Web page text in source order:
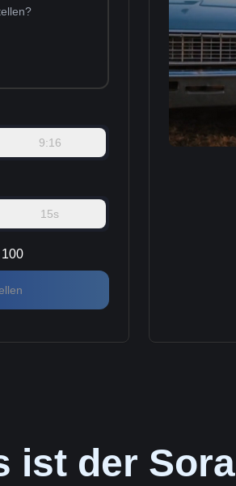
9:16
15s
100
ist der